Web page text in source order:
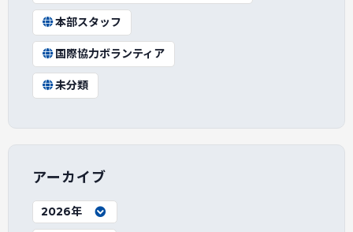
本部スタッフ
国際協力ボランティア
未分類
アーカイブ
2026年